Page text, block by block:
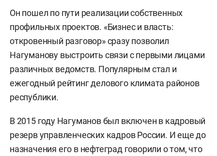
Он пошел по пути реализации собственных
профильных проектов. «Бизнес и власть:
откровенный разговор» сразу позволил
Нагуманову выстроить связи с первыми лицами
различных ведомств. Популярным стал и
ежегодный рейтинг делового климата районов
республики.
В 2015 году Нагуманов был включен в кадровый
резерв управленческих кадров России. И еще до
назначения его в нефтеград говорили о том, что